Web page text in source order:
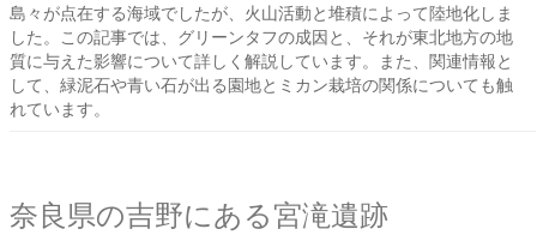
島々が点在する海域でしたが、火山活動と堆積によって陸地化しま
した。この記事では、グリーンタフの成因と、それが東北地方の地
質に与えた影響について詳しく解説しています。また、関連情報と
して、緑泥石や青い石が出る園地とミカン栽培の関係についても触
れています。
奈良県の吉野にある宮滝遺跡